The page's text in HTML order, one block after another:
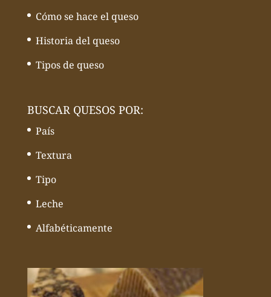
Cómo se hace el queso
Historia del queso
Tipos de queso
BUSCAR QUESOS POR:
País
Textura
Tipo
Leche
Alfabéticamente